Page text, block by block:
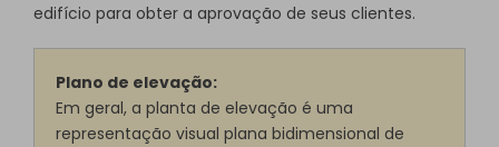
edifício para obter a aprovação de seus clientes.
Plano de elevação:
Em geral, a planta de elevação é uma
representação visual plana bidimensional de